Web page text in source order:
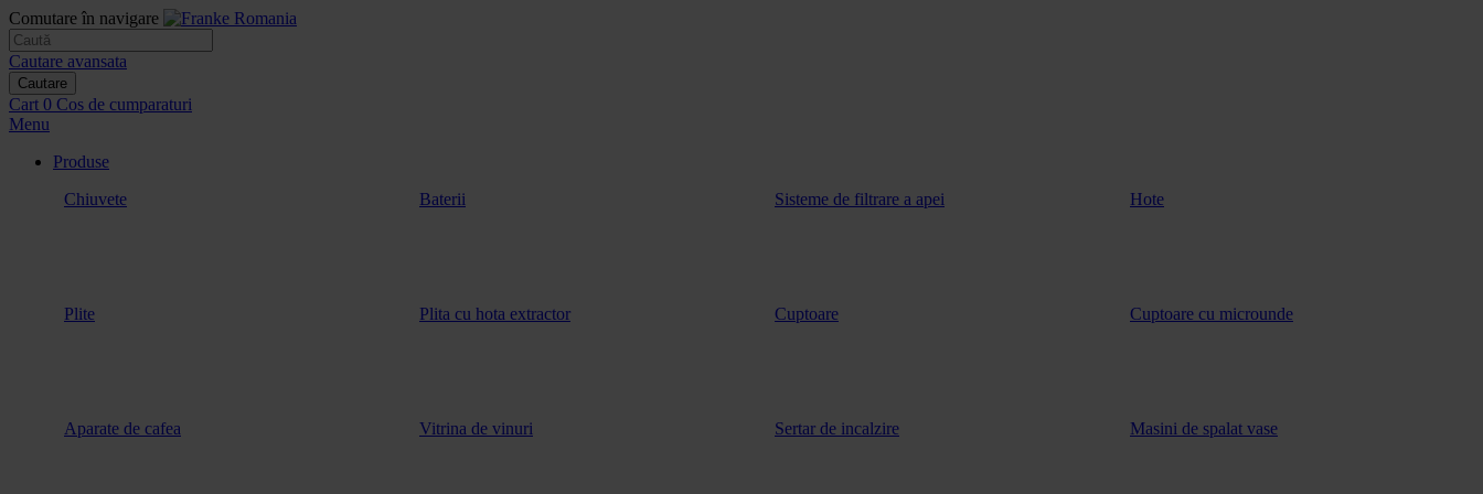
Comutare în navigare
Cautare avansata
Cautare
Cart 0 Cos de cumparaturi
Menu
Produse
Chiuvete
Baterii Sisteme de filtrare a apei Hote
Plite Plita cu hota extractor Cuptoare Cuptoare cu microunde
Aparate de cafea Vitrina de vinuri Sertar de incalzire Masini de spalat vase